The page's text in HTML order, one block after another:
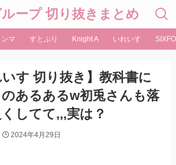
ープ 切り抜きまとめ
マ すとぷり Knight A いれいす
いす 切り抜き】教科書に
あるあるw初兎さんも落
してて,,,実は？
2024年4月29日